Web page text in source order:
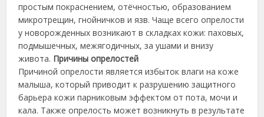
простым покраснением, отёчностью, образованием
микротрещин, гнойничков и язв. Чаще всего опрелости
у новорожденных возникают в складках кожи: паховых,
подмышечных, межягодичных, за ушами и внизу
живота. Причины опрелостей
Причиной опрелости является избыток влаги на коже
малыша, который приводит к разрушению защитного
барьера кожи парниковым эффектом от пота, мочи и
кала. Также опрелость может возникнуть в результате